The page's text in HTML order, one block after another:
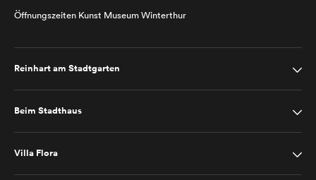
Öffnungszeiten Kunst Museum Winterthur
Reinhart am Stadtgarten
Beim Stadthaus
Villa Flora